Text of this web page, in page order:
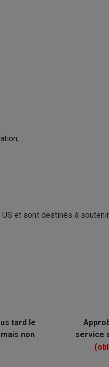
et sont destinés à